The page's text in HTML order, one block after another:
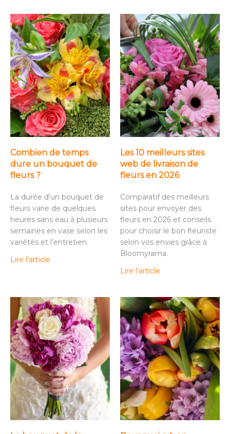
Combien de temps
dure un bouquet de
fleurs ?
La durée d’un bouquet de
fleurs varie de quelques
heures sans eau à plusieurs
semaines en vase selon les
variétés et l’entretien.
Lire l'article
Les 10 meilleurs sites
web de livraison de
fleurs en 2026
Comparatif des meilleurs
sites pour envoyer des
fleurs en 2026 et conseils
pour choisir le bon fleuriste
selon vos envies grâce à
Bloomyrama.
Lire l'article